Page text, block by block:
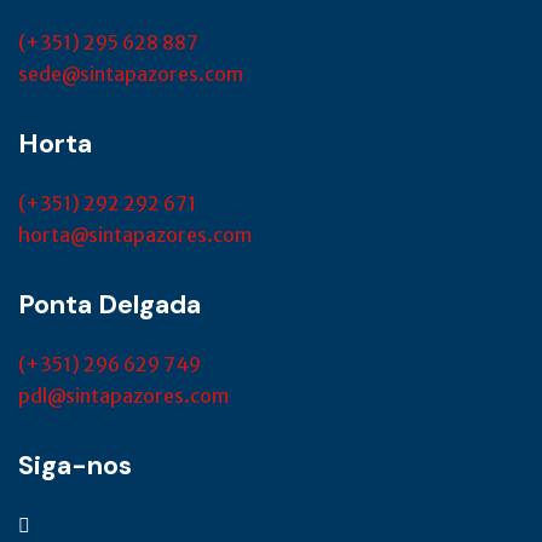
(+351) 295 628 887
sede@sintapazores.com
Horta
(+351) 292 292 671
horta@sintapazores.com
Ponta Delgada
(+351) 296 629 749
pdl@sintapazores.com
Siga-nos